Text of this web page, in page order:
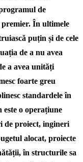
de
premier. În ultimele
puțin și de cele
de a nu avea
a avea unități
foarte greu
standardele în
o operațiune
de proiect, ingineri
alocat, proiecte
în structurile sa